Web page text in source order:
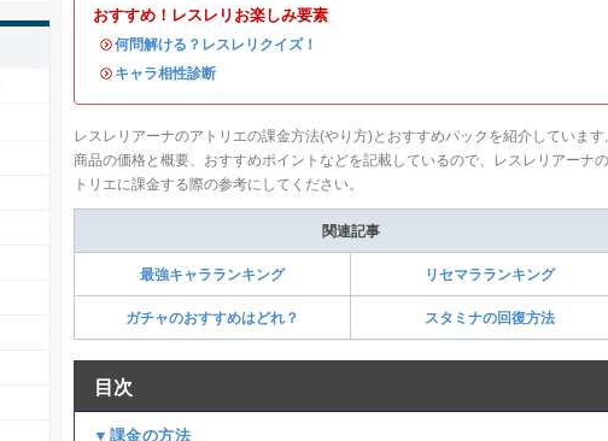
おすすめ！レスレリお楽しみ要素
・何問解ける？レスレリクイズ！
・ キャラ相性診断
レスレリアーナのアトリエの課金方法(やり方)とおすすめパックを紹介しています
商品の価格と概要、おすすめポイントなどを記載しているので、レスレリアーナ
トリエに課金する際の参考にしてください。
関連記事
最強キャラランキング リセマラランキング
ガチャのおすすめはどれ？ スタミナの回復方法
目次
▼課金の方法